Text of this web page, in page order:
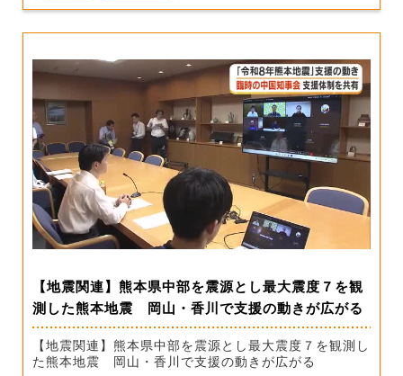
【地震関連】熊本県中部を震源とし最大震度７を観
測した熊本地震 岡山・香川で支援の動きが広がる
【地震関連】熊本県中部を震源とし最大震度７を観測し
た熊本地震 岡山・香川で支援の動きが広がる